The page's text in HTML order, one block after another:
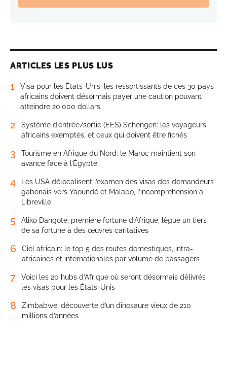
ARTICLES LES PLUS LUS
1
Visa pour les États-Unis: les ressortissants de ces 30 pays
africains doivent désormais payer une caution pouvant
atteindre 20.000 dollars
2
Système d’entrée/sortie (EES) Schengen: les voyageurs
africains exemptés, et ceux qui doivent être fichés
3
Tourisme en Afrique du Nord: le Maroc maintient son
avance face à l’Égypte
4
Les USA délocalisent l’examen des visas des demandeurs
gabonais vers Yaoundé et Malabo, l’incompréhension à
Libreville
5
Aliko Dangote, première fortune d’Afrique, lègue un tiers
de sa fortune à des œuvres caritatives
6
Ciel africain: le top 5 des routes domestiques, intra-
africaines et internationales par volume de passagers
7
Voici les 20 hubs d’Afrique où seront désormais délivrés
les visas pour les États-Unis
8
Zimbabwe: découverte d’un dinosaure vieux de 210
millions d’années